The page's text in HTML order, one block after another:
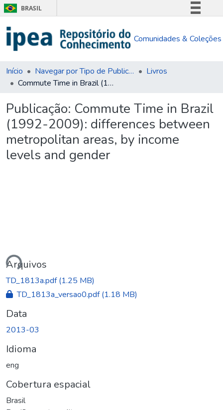
BRASIL
Comunica BR
Acesso à informação
Comunidades & Coleções
Início Navegar por Tipo de Publicação
Livros
Commute Time in Brazil (1992-2009): differences between metropolitan areas, by income levels and gender
Publicação: Commute Time in Brazil
(1992-2009): differences between
metropolitan areas, by income
levels and gender
Carregando...
Arquivos
TD_1813a.pdf(1.25 MB)
TD_1813a_versao0.pdf(1.18 MB)
Data
2013-03
Idioma
eng
Cobertura espacial
Brasil